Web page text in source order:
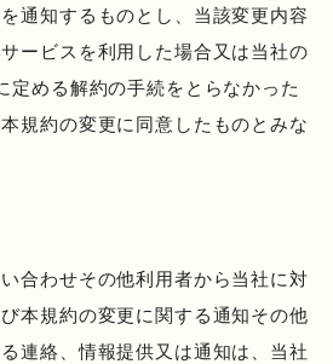
通知するものとし、当該変更内容
ービスを利用した場合又は当社の
定める解約の手続をとらなかった
規約の変更に同意したものとみな
合わせその他利用者から当社に対
本規約の変更に関する通知その他
連絡、情報提供又は通知は、当社